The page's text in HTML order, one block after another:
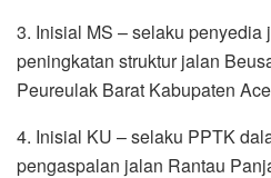
3. Inisial MS – selaku
peningkatan struktur jalan
Peureulak Barat Kabupaten
4. Inisial KU – selaku PPTK
pengaspalan jalan Rantau